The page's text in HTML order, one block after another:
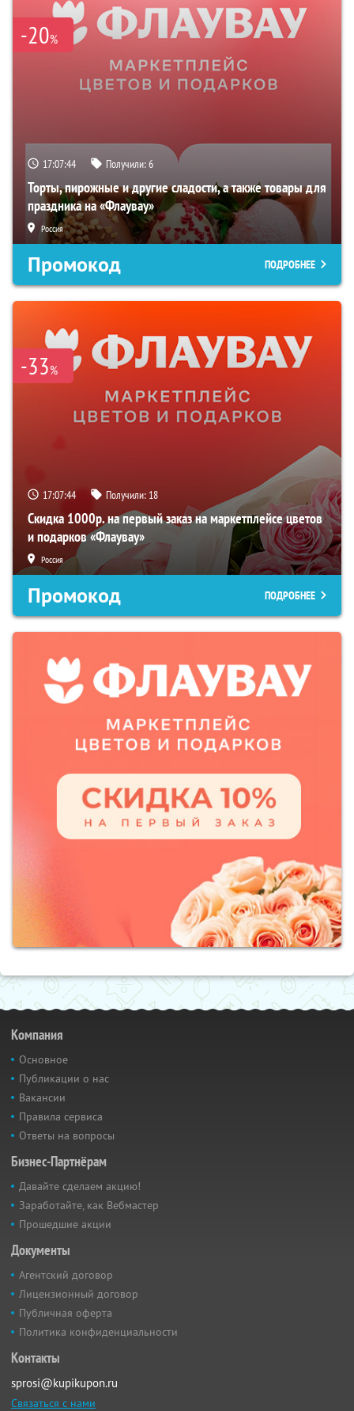
-20%
17:07:43 Получили:6
Торты, пирожные и другие сладости, а также товары для
праздника на «Флаувау»
Россия
Промокод ПОДРОБНЕЕ
-33%
17:07:43 Получили: 18
Скидка 1000р. на первый заказ на маркетплейсе цветов
и подарков «Флаувау»
Россия
Промокод ПОДРОБНЕЕ
Компания
Основное
Публикации о нас
Вакансии
Правила сервиса
Ответы на вопросы
Бизнес-Партнёрам
Давайте сделаем акцию!
Заработайте, как Вебмастер
Прошедшие акции
Документы
Агентский договор
Лицензионный договор
Публичная оферта
Политика конфиденциальности
Контакты
sprosi@kupikupon.ru
Связаться с нами